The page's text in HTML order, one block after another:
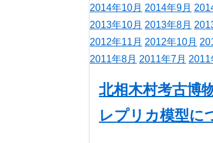
2014年10月 2014年9月
2013年10月 2013年8月
2012年11月 2012年10月
2011年8月 2011年7月 2011
北相木村考古博
レプリカ模型に